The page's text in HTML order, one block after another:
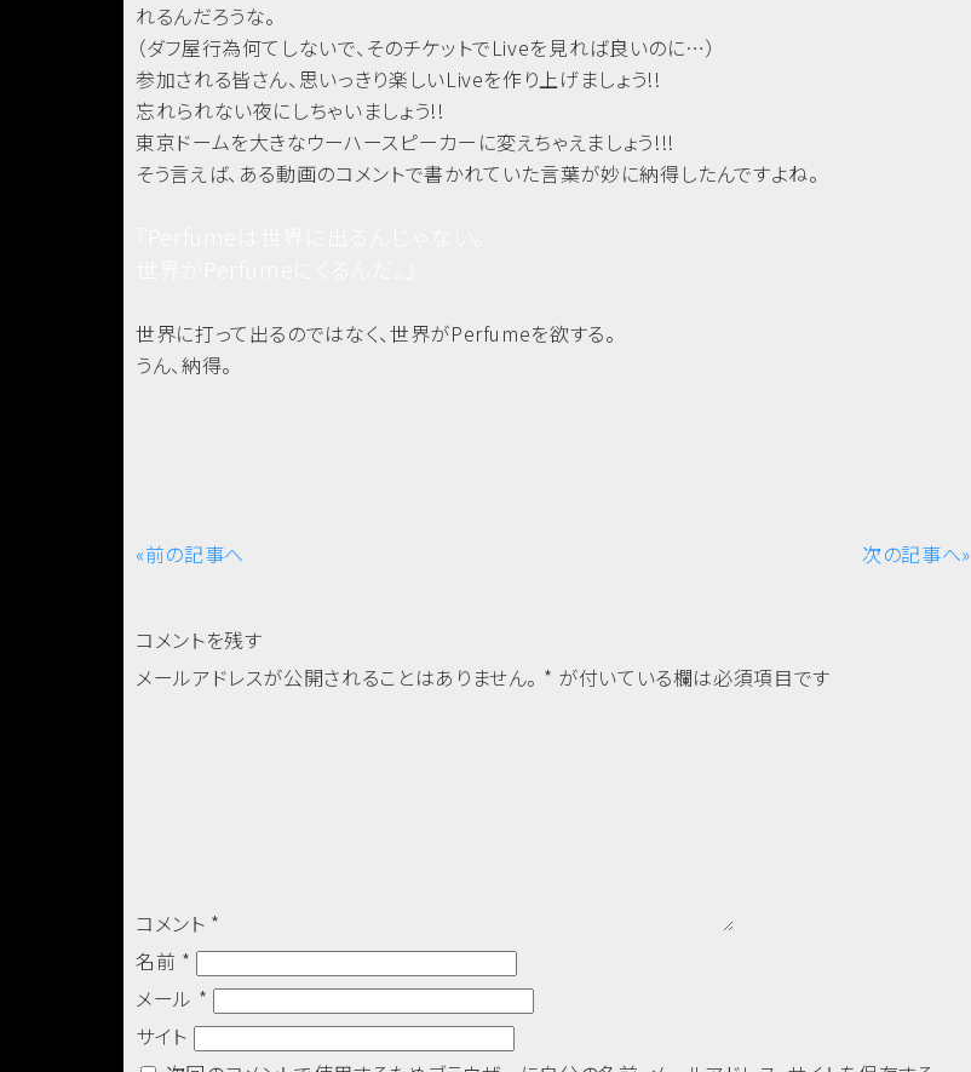
れるんだろうな。
（ダフ屋行為何てしないで、そのチケットでLiveを見れば良いのに…）
参加される皆さん、思いっきり楽しいLiveを作り上げましょう!!
忘れられない夜にしちゃいましょう!!
東京ドームを大きなウーハースピーカーに変えちゃえましょう!!!
そう言えば、ある動画のコメントで書かれていた言葉が妙に納得したんですよね。
世界に打って出るのではなく、世界がPerfumeを欲する。
うん、納得。
«前の記事へ 次の記事へ»
コメントを残す
メールアドレスが公開されることはありません。 * が付いている欄は必須項目です
コメント *
名前 *
メール *
サイト